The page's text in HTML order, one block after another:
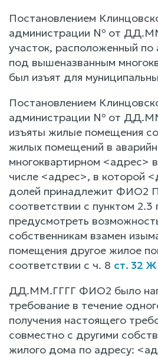
Постановлением
администрации № от
участок, расположенный
под вышеназванным
был изъят для
Постановлением
администрации № от
изъяты жилые помещения
жилых помещений в
многоквартирном <адрес>
числе <адрес>, в которой
долей принадлежит ФИО2
соответствии с пунктом 2.3
предусмотреть
собственникам взамен
помещения другое жилое
соответствии с ч. 8 ст. 32
ДД.ММ.ГГГГ ФИО2 было
требование в течение
получения настоящего
совместно с другими
жилого дома по адресу: